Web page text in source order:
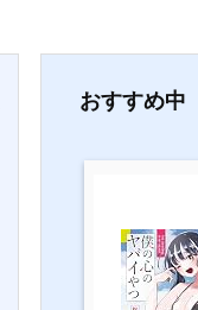
おすすめ中